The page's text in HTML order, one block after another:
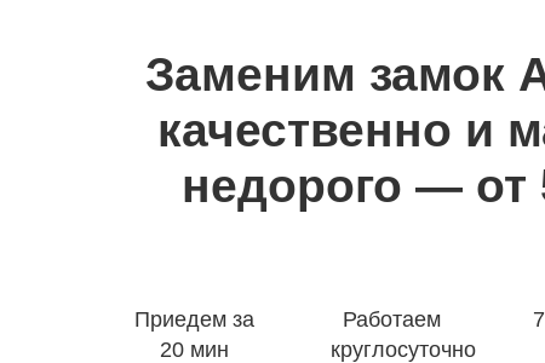
Заменим замок
качественно и
недорого — от
Приедем за
20 мин
Работаем
круглосуточно